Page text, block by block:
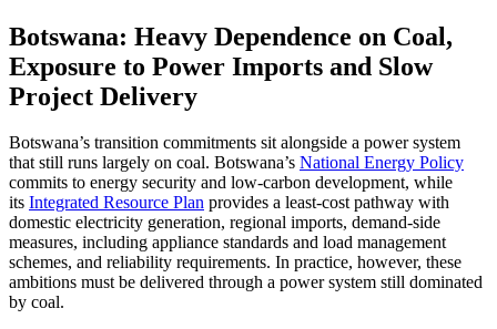
Botswana: Heavy Dependence on Coal,
Exposure to Power Imports and Slow
Project Delivery
Botswana’s transition commitments sit alongside a power system
that still runs largely on coal. Botswana’s National Energy Policy
commits to energy security and low-carbon development, while
its Integrated Resource Plan provides a least-cost pathway with
domestic electricity generation, regional imports, demand-side
measures, including appliance standards and load management
schemes, and reliability requirements. In practice, however, these
ambitions must be delivered through a power system still dominated
by coal.